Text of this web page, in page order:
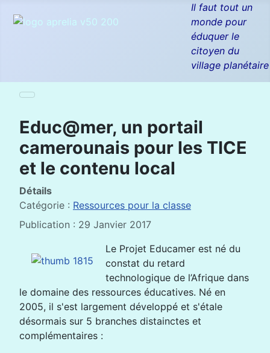
Il faut tout un
monde pour
éduquer le
citoyen du
village planétaire
Educ@mer, un portail
camerounais pour les TICE
et le contenu local
Détails
Catégorie : Ressources pour la classe
Publication : 29 Janvier 2017
Le Projet Educamer est né du
constat du retard
technologique de l’Afrique dans
le domaine des ressources éducatives. Né en
2005, il s'est largement développé et s'étale
désormais sur 5 branches distainctes et
complémentaires :